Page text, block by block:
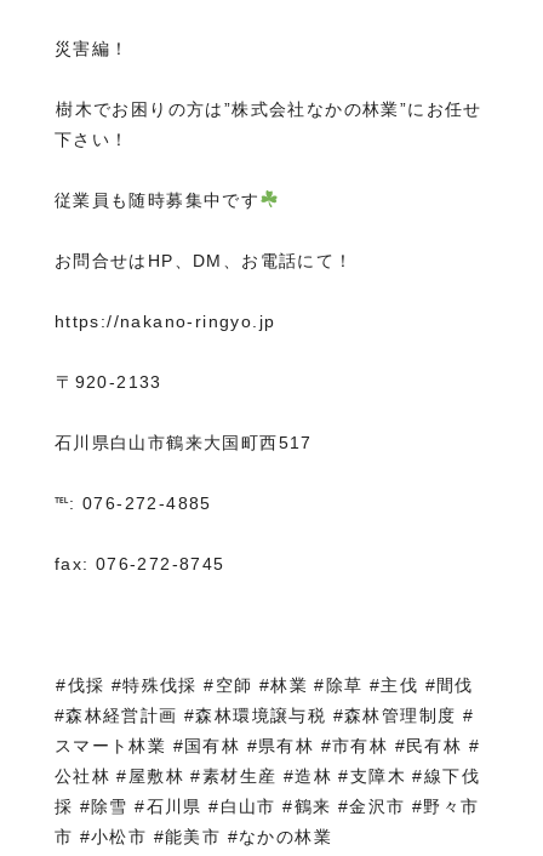
災害編！
⁡樹木でお困りの方は”株式会社なかの林業”にお任せ
下さい！
従業員も随時募集中です
お問合せはHP、DM、お電話にて！
https://nakano-ringyo.jp
⁡〒920-2133
石川県白山市鶴来大国町西517
℡: 076-272-4885
fax: 076-272-8745
⁡#伐採 #特殊伐採 #空師 #林業 #除草 #主伐 #間伐
#森林経営計画 #森林環境譲与税 #森林管理制度 #
スマート林業 #国有林 #県有林 #市有林 #民有林 #
公社林 #屋敷林 #素材生産 #造林 #支障木 #線下伐
採 #除雪 #石川県 #白山市 #鶴来 #金沢市 #野々市
市 #小松市 #能美市 #なかの林業